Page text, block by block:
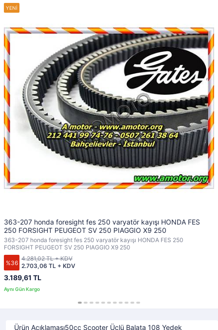
363-207 honda foresight fes 250 varyatör kayışı HONDA FES
250 FORSIGHT PEUGEOT SV 250 PIAGGIO X9 250
363-207 honda foresight fes 250 varyatör kayışı HONDA FES 250
FORSIGHT PEUGEOT SV 250 PIAGGIO X9 250
%36
3.189,61 TL
2.703,06 TL + KDV
4.281,02 TL + KDV
Ürün Açıklaması50cc Scooter Üçlü Balata 108 Yedek